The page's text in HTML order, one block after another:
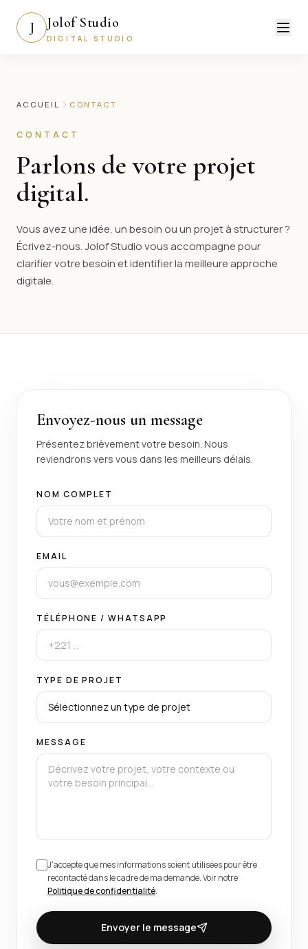
J Jolof Studio
DIGITAL STUDIO
ACCUEIL CONTACT
CONTACT
Parlons de votre projet
digital.
Vous avez une idée, un besoin ou un projet à structurer ?
Écrivez-nous. Jolof Studio vous accompagne pour
clarifier votre besoin et identifier la meilleure approche
digitale.
Envoyez-nous un message
Présentez brièvement votre besoin. Nous
reviendrons vers vous dans les meilleurs délais.
NOM COMPLET
EMAIL
TÉLÉPHONE / WHATSAPP
TYPE DE PROJET
MESSAGE
J'accepte que mes informations soient utilisées pour être
recontacté dans le cadre de ma demande. Voir notre
Politique de confidentialité.
Envoyer le message